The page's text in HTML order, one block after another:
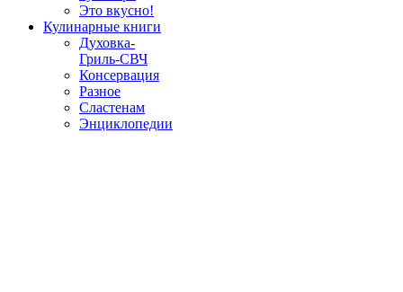
Это вкусно!
Кулинарные книги
Духовка-
Гриль-СВЧ
Консервация
Разное
Сластенам
Энциклопедии